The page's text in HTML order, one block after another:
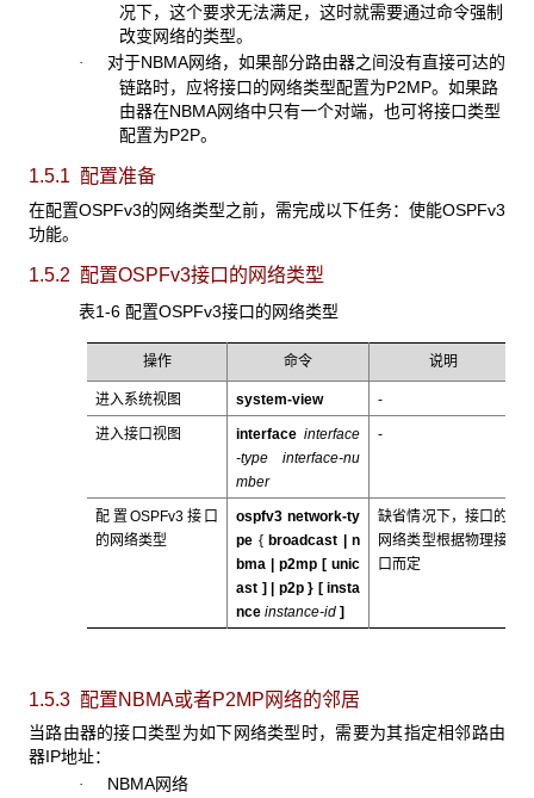
况下，这个要求无法满足，这时就需要通过命令强制
改变网络的类型。
· 对于NBMA网络，如果部分路由器之间没有直接可达的
链路时，应将接口的网络类型配置为P2MP。如果路
由器在NBMA网络中只有一个对端，也可将接口类型
配置为P2P。
1.5.1 配置准备
在配置OSPFv3的网络类型之前，需完成以下任务：使能OSPFv3
功能。
1.5.2 配置OSPFv3接口的网络类型
表1-6 配置OSPFv3接口的网络类型
操作 命令 说明
进入系统视图 system-view -
进入接口视图 interface interface
-type interface-nu
mber
-
配置OSPFv3接口
的网络类型
ospfv3 network-ty
pe {broadcast | n
bma |p2mp [ unic
ast ] | p2p} [ insta
nceinstance-id ]
缺省情况下，接口的
网络类型根据物理接
口而定
1.5.3 配置NBMA或者P2MP 网络的邻居
当路由器的接口类型为如下网络类型时，需要为其指定相邻路由
器IP地址：
· NBMA网络